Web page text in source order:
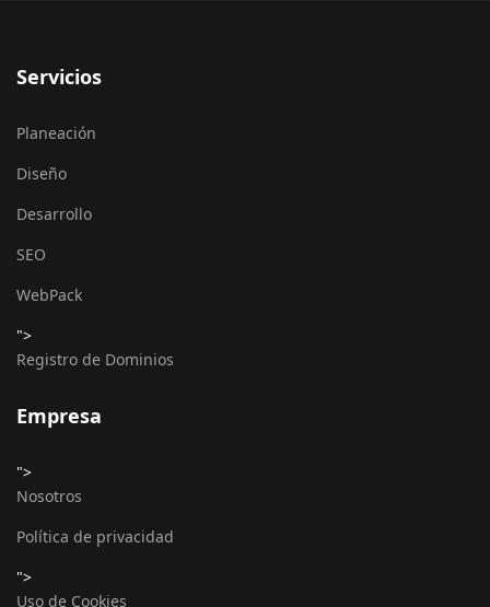
Servicios
Planeación
Diseño
Desarrollo
SEO
WebPack
">
Registro de Dominios
Empresa
">
Nosotros
Política de privacidad
">
Uso de Cookies